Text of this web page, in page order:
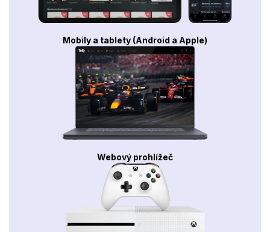
Mobily a tablety (Android a Apple)
Webový prohlížeč